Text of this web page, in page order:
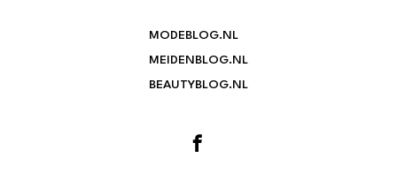
MODEBLOG.NL
MEIDENBLOG.NL
BEAUTYBLOG.NL